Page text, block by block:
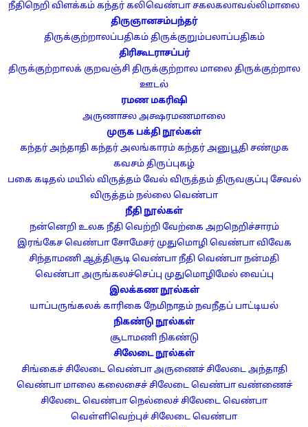
நீதிநெறி விளக்கம்கந்தர் கலிவெண்பாசகலகலாவல்லிமாலை
திருஞானசம்பந்தர்
திருக்குற்றாலப்பதிகம் திருக்குறும்பலாப்பதிகம்
திரிகூடராசப்பர்
திருக்குற்றாலக் குறவஞ்சி திருக்குற்றால மாலை திருக்குற்றால
ஊடல்
ரமண மகரிஷி
அருணாசல அக்ஷரமணமாலை
முருக பக்தி நூல்கள்
கந்தர் அந்தாதி கந்தர் அலங்காரம் கந்தர் அனுபூதி சண்முக
கவசம்திருப்புகழ்
பகை கடிதல் மயில் விருத்தம் வேல் விருத்தம் திருவகுப்பு சேவல்
விருத்தம் நல்லை வெண்பா
நீதி நூல்கள்
நன்னெறி உலக நீதி வெற்றி வேற்கை அறநெறிச்சாரம்
இரங்கேச வெண்பா சோமேசர் முதுமொழி வெண்பா விவேக
சிந்தாமணிஆத்திசூடி வெண்பா நீதி வெண்பா நன்மதி
வெண்பா அருங்கலச்செப்பு முதுமொழிமேல் வைப்பு
இலக்கண நூல்கள்
யாப்பருங்கலக் காரிகை நேமிநாதம் நவநீதப் பாட்டியல்
நிகண்டு நூல்கள்
சூடாமணி நிகண்டு
சிலேடை நூல்கள்
சிங்கைச் சிலேடை வெண்பா அருணைச் சிலேடை அந்தாதி
வெண்பா மாலை கலைசைச் சிலேடை வெண்பா வண்ணைச்
சிலேடை வெண்பாநெல்லைச் சிலேடை வெண்பா
வெள்ளிவெற்புச் சிலேடை வெண்பா